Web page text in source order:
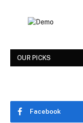
OUR PICKS
Facebook